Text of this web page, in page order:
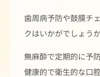
歯周病予防や鼓膜チ
クはいかがでしょう
無麻酔で定期的に予
健康的で衛生的な口